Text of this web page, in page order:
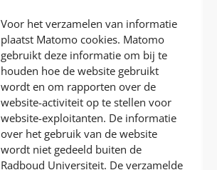
Voor het verzamelen van informatie
plaatst Matomo cookies. Matomo
gebruikt deze informatie om bij te
houden hoe de website gebruikt
wordt en om rapporten over de
website-activiteit op te stellen voor
website-exploitanten. De informatie
over het gebruik van de website
wordt niet gedeeld buiten de
Radboud Universiteit. De verzamelde